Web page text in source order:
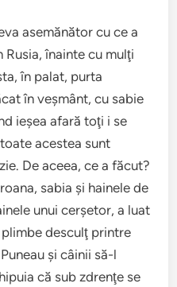
asemănător cu ce a
înainte cu mulţi
în palat, purta
în veşmânt, cu sabie
ieşea afară toţi i se
acestea sunt
De aceea, ce a făcut?
sabia şi hainele de
unui cerşetor, a luat
desculţ printre
şi câinii să-l
că sub zdrenţe se